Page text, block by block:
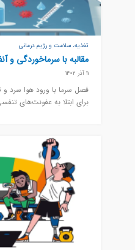
تغذیه، سلامت و رژیم درمانی
مقالبه با سرماخوردگی و
11 آذر 1402
فصل سرما با ورود هوا سرد و
برای ابتلا به عفونت‌های